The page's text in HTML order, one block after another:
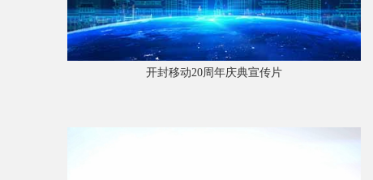
开封移动20周年庆典宣传片